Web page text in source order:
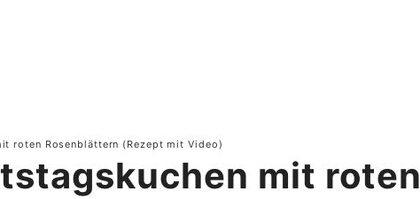
roten Rosenblättern (Rezept mit Video)
mit roten